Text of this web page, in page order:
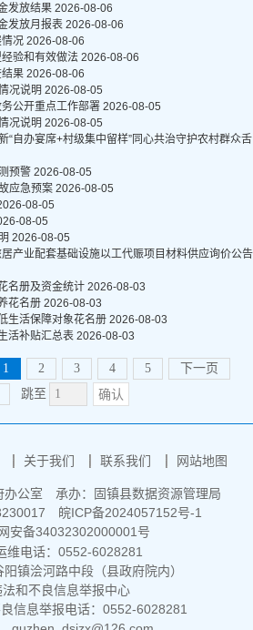
发放结果 2026-08-06
发放月报表 2026-08-06
况 2026-08-06
验和有效做法 2026-08-06
果 2026-08-06
况说明 2026-08-05
公开重点工作部署 2026-08-05
况说明 2026-08-05
“自办宴席+村级集中留样”同心共治守护农村群众舌
预警 2026-08-05
应急预案 2026-08-05
08-05
08-05
2026-08-05
产业配套基础设施以工代赈项目材料供应询价公告
名册及资金统计 2026-08-03
花名册 2026-08-03
生活保障对象花名册 2026-08-03
活补贴汇总表 2026-08-03
1 2 3 4 5
下一页
跳至 确认
关于我们 联系我们 网站地图
办公室
承办：固镇县数据资源管理局
皖ICP备2024057152号-1
安备34032302000001号
维电话：0552-6028281
镇浍河路中段（县政府院内）
法和不良信息举报中心
信息举报电话：0552-6028281